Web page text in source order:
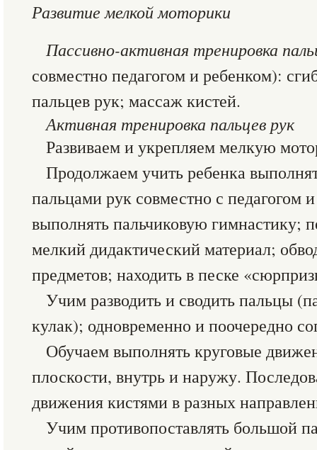
Развитие мелкой моторики
Пассивно-активная тренировка
совместно педагогом и ребенком):
пальцев рук; массаж кистей.
Активная тренировка пальцев рук
Развиваем и укрепляем мелкую
Продолжаем учить ребенка
пальцами рук совместно с педагогом
выполнять пальчиковую гимнастику;
мелкий дидактический материал;
предметов; находить в песке
Учим разводить и сводить пальцы
кулак); одновременно и поочередно
Обучаем выполнять круговые
плоскости, внутрь и наружу.
движения кистями в разных
Учим противопоставлять большой